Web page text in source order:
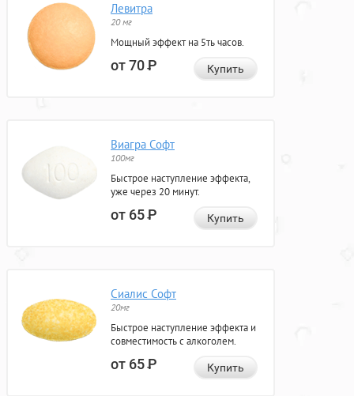
Левитра
20 мг
Мощный эффект на 5ть часов.
от 70Р Купить
Виагра Софт
100мг
Быстрое наступление эффекта,
уже через 20 минут.
от 65Р Купить
Сиалис Софт
20мг
Быстрое наступление эффекта и
совместимость с алкоголем.
от 65Р Купить